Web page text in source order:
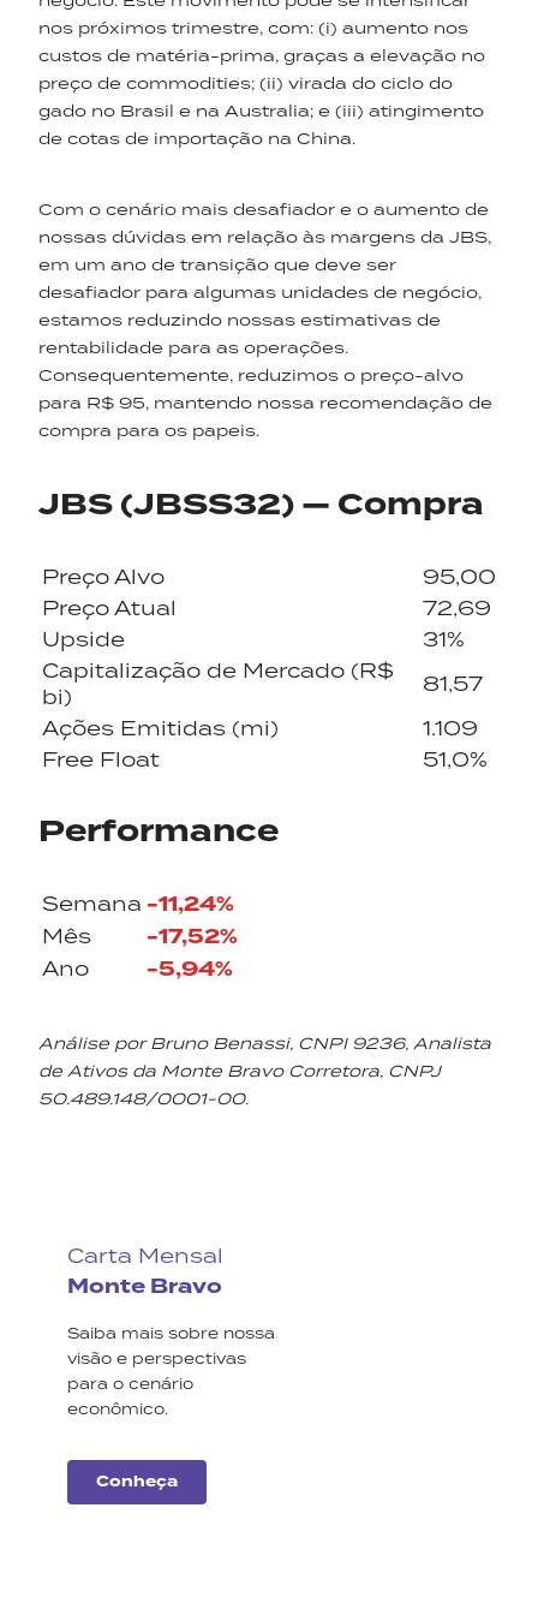
nos próximos trimestre, com: (i) aumento nos
custos de matéria-prima, graças a elevação no
preço de commodities; (ii) virada do ciclo do
gado no Brasil e na Australia; e (iii) atingimento
de cotas de importação na China.
Com o cenário mais desafiador e o aumento de
nossas dúvidas em relação às margens da JBS,
em um ano de transição que deve ser
desafiador para algumas unidades de negócio,
estamos reduzindo nossas estimativas de
rentabilidade para as operações.
Consequentemente, reduzimos o preço-alvo
para R$ 95, mantendo nossa recomendação de
compra para os papeis.
JBS (JBSS32) — Compra
Preço Alvo
95,00
Preço Atual
72,69
Upside
31%
Capitalização de Mercado (R$
bi)
81,57
Ações Emitidas (mi)
1.109
Free Float
51,0%
Performance
Semana -11,24%
Mês -17,52%
Ano -5,94%
Análise por Bruno Benassi, CNPI 9236, Analista
de Ativos da Monte Bravo Corretora, CNPJ
50.489.148/0001-00.
Carta Mensal
Monte Bravo
Saiba mais sobre nossa
visão e perspectivas
para o cenário
econômico.
Conheça